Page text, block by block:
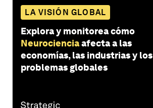
LA VISIÓN GLOBAL
Explora y monitorea cómo
Neurocienciaafecta a las
economías, las industrias y los
problemas globales